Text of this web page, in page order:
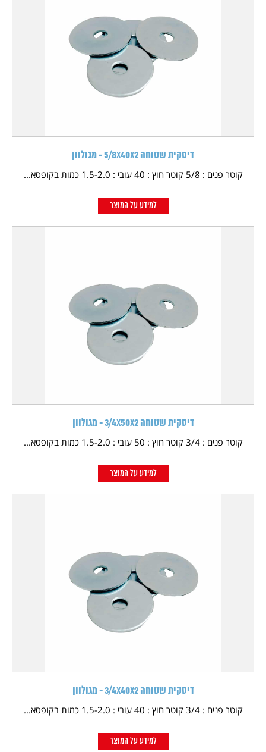
דיסקית שטוחה 5/8X40X2 - מגולוון
קוטר פנים : 5/8 קוטר חוץ : 40 עובי : 1.5-2.0 כמות בקופסא...
למידע על המוצר
דיסקית שטוחה 3/4X50X2 - מגולוון
קוטר פנים : 3/4 קוטר חוץ : 50 עובי : 1.5-2.0 כמות בקופסא...
למידע על המוצר
דיסקית שטוחה 3/4X40X2 - מגולוון
קוטר פנים : 3/4 קוטר חוץ : 40 עובי : 1.5-2.0 כמות בקופסא...
למידע על המוצר